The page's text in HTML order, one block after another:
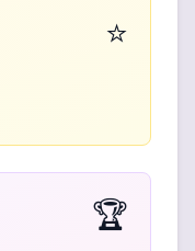
⭐
🏆